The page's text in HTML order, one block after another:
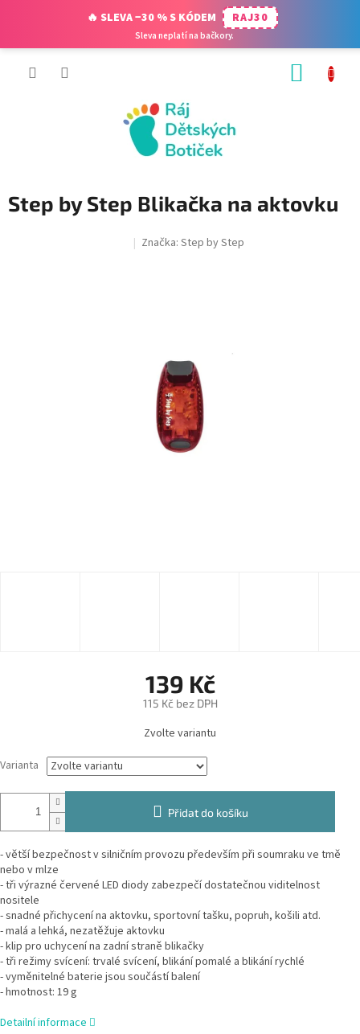
Step by Step Blikačka na aktovku
Značka: Step by Step
139 Kč
115 Kč bez DPH
Měrná
cena:
Zvolte variantu
Varianta
Přidat do košíku
- větší bezpečnost v silničním provozu především při soumraku ve tmě
nebo v mlze
- tři výrazné červené LED diody zabezpečí dostatečnou viditelnost
nositele
- snadné přichycení na aktovku, sportovní tašku, popruh, košili atd.
- malá a lehká, nezatěžuje aktovku
- klip pro uchycení na zadní straně blikačky
- tři režimy svícení: trvalé svícení, blikání pomalé a blikání rychlé
- vyměnitelné baterie jsou součástí balení
- hmotnost: 19 g
Detailní informace
🔥 SLEVA −30 % S KÓDEM RAJ30
Sleva neplatí na bačkory.